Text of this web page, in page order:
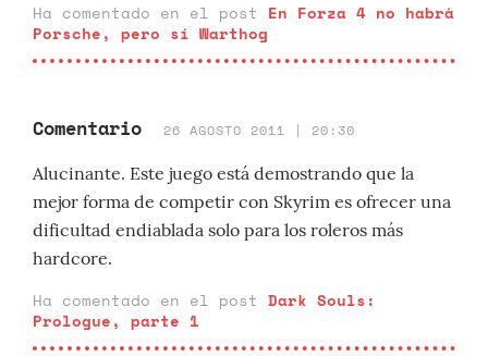
Ha comentado en el post En Forza 4 no habrá
Porsche, pero sí Warthog
Comentario 26 AGOSTO 2011 | 20:30
Alucinante. Este juego está demostrando que la
mejor forma de competir con Skyrim es ofrecer una
dificultad endiablada solo para los roleros más
hardcore.
Ha comentado en el post Dark Souls:
Prologue, parte 1